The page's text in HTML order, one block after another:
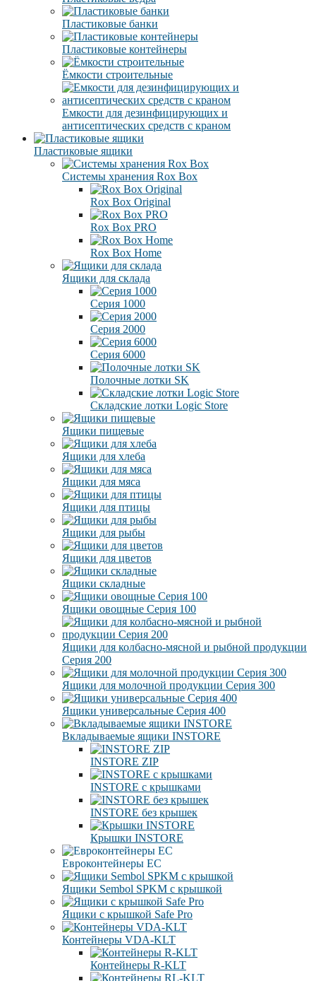
Пластиковые банки
Пластиковые контейнеры
Ёмкости строительные
Емкости для дезинфицирующих и
антисептических средств с краном
Пластиковые ящики
Системы хранения Rox Box
Rox Box Original
Rox Box PRO
Rox Box Home
Ящики для склада
Серия 1000
Серия 2000
Серия 6000
Полочные лотки SK
Складские лотки Logic Store
Ящики пищевые
Ящики для хлеба
Ящики для мяса
Ящики для птицы
Ящики для рыбы
Ящики для цветов
Ящики складные
Ящики овощные Серия 100
Ящики для колбасно-мясной и рыбной продукции
Серия 200
Ящики для молочной продукции Серия 300
Ящики универсальные Серия 400
Вкладываемые ящики INSTORE
INSTORE ZIP
INSTORE с крышками
INSTORE без крышек
Крышки INSTORE
Евроконтейнеры ЕC
Ящики Sembol SPKM с крышкой
Ящики с крышкой Safe Pro
Контейнеры VDA-KLT
Контейнеры R-KLT